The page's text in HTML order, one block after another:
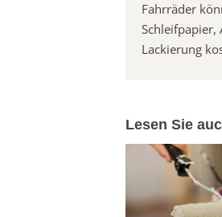
Fahrräder
Schleifpapier,
Lackierung
Lesen Sie